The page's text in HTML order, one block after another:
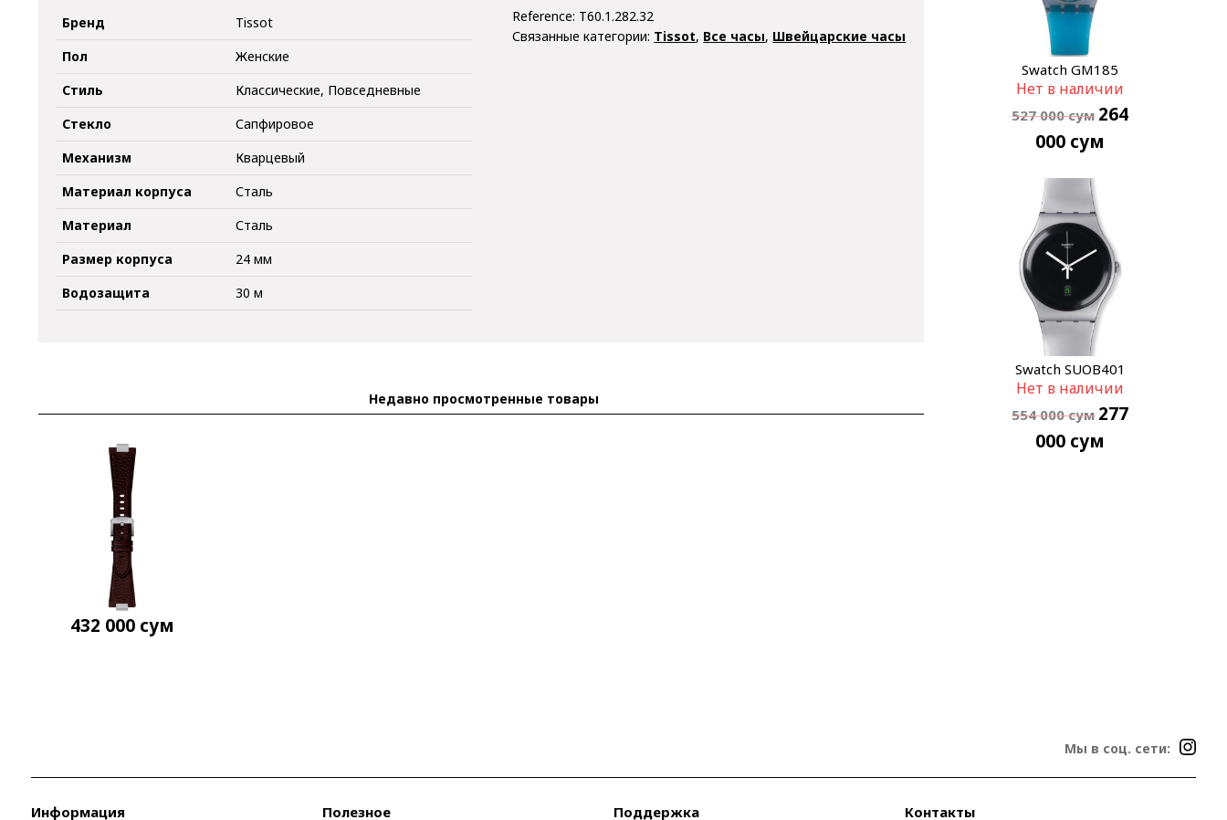
Бренд
Tissot
Пол
Женские
Стиль
Классические, Повседневные
Стекло
Сапфировое
Механизм
Кварцевый
Материал корпуса
Сталь
Материал
Сталь
Размер корпуса
24 мм
Водозащита
30 м
Reference: T60.1.282.32
Связанные категории: Tissot, Все часы, Швейцарские часы
Недавно просмотренные товары
432 000 сум
Swatch GM185
Нет в наличии
527 000сум 264
000 сум
Swatch SUOB401
Нет в наличии
554 000сум 277
000 сум
Мы в соц. сети:
Информация Полезное Поддержка Контакты